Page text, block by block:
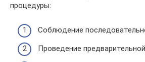
процедуры:
Соблюдение
Проведение